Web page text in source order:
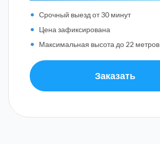
Срочный выезд от 30 минут
Цена зафиксирована
Максимальная высота до 22 метров
Заказать